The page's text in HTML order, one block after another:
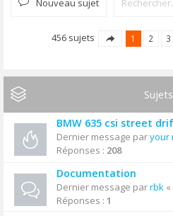
Nouveau sujet
456 sujets 1 2 3
Sujets
BMW 635 csi street
Dernier message paryour
Réponses : 208
Documentation
Dernier message parrbk «
Réponses : 1